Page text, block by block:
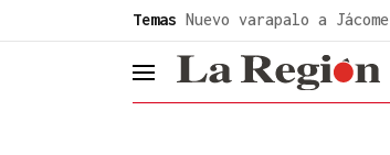
Temas Nuevo varapalo a Jácome
header.menu.open